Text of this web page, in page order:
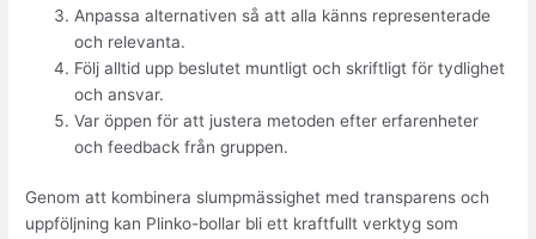
Anpassa alternativen så att alla känns representerade
och relevanta.
Följ alltid upp beslutet muntligt och skriftligt för tydlighet
och ansvar.
Var öppen för att justera metoden efter erfarenheter
och feedback från gruppen.
Genom att kombinera slumpmässighet med transparens och
uppföljning kan Plinko-bollar bli ett kraftfullt verktyg som